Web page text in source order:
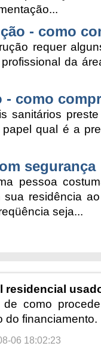
- como
requer
da
- como
sanitários
qual é a
segurança
pessoa
sua residência
seja...
residencial
de como
do financiamento.
06 18:02:23